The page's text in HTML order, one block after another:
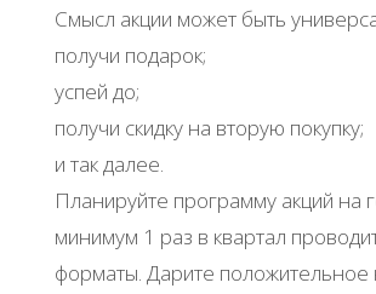
Смысл акции может быть
получи подарок;
успей до;
получи скидку на вторую покупку;
и так далее.
Планируйте программу акций на
минимум 1 раз в квартал
форматы. Дарите положительное